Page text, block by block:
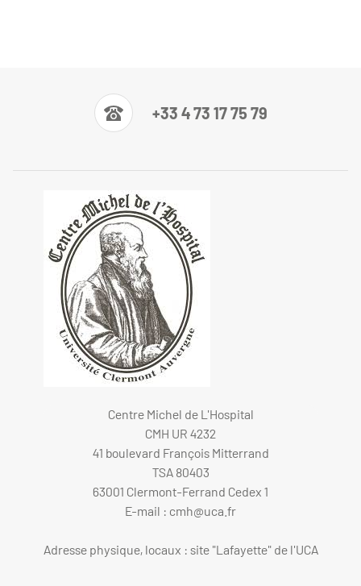
+33 4 73 17 75 79
Centre Michel de L'Hospital
CMH UR 4232
41 boulevard François Mitterrand
TSA 80403
63001 Clermont-Ferrand Cedex 1
E-mail : cmh@uca.fr
Adresse physique, locaux : site "Lafayette" de l'UCA